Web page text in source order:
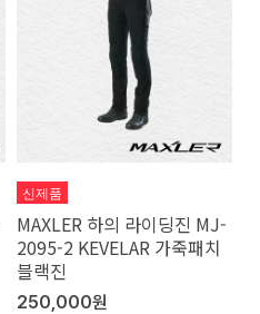
신제품
MAXLER 하의 라이딩진 MJ-
2095-2 KEVELAR 가죽패치
블랙진
250,000원